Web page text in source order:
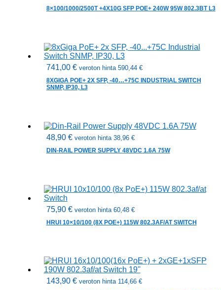
8×100/1000/2500T +4X10G SFP POE+ 240W 95W 802.3BT L3
741,00 € veroton hinta 590,44 €
8XGIGA POE+ 2X SFP, -40…+75C INDUSTRIAL SWITCH
SNMP, IP30, L3
48,90 € veroton hinta 38,96 €
DIN-RAIL POWER SUPPLY 48VDC 1.6A 75W
75,90 € veroton hinta 60,48 €
HRUI 10×10/100 (8X POE+) 115W 802.3AF/AT SWITCH
143,90 € veroton hinta 114,66 €